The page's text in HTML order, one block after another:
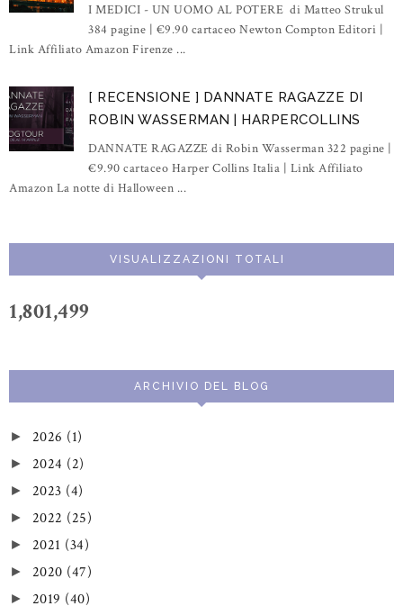
I MEDICI - UN UOMO AL POTERE di Matteo Strukul
384 pagine | €9.90 cartaceo Newton Compton Editori |
Link Affiliato Amazon Firenze ...
[ RECENSIONE ] DANNATE RAGAZZE DI
ROBIN WASSERMAN | HARPERCOLLINS
DANNATE RAGAZZE di Robin Wasserman 322 pagine |
€9.90 cartaceo Harper Collins Italia | Link Affiliato
Amazon La notte di Halloween ...
VISUALIZZAZIONI TOTALI
1,801,499
ARCHIVIO DEL BLOG
► 2026 (1)
► 2024 (2)
► 2023 (4)
► 2022 (25)
► 2021 (34)
► 2020 (47)
► 2019 (40)